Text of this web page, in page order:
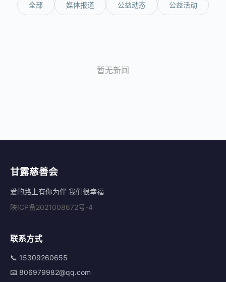
全部 媒体报道 公益动态 公益活动
暂无新闻
甘露慈善会
爱的路上有你为伴 我们很幸福
陕ICP备2021008672号-4
联系方式
📞 15309260655
📧 806979982@qq.com